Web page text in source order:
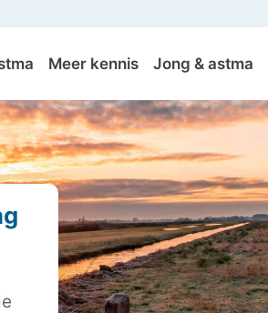
Meer kennis Jong & astma